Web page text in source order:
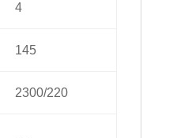
4
145
2300/220